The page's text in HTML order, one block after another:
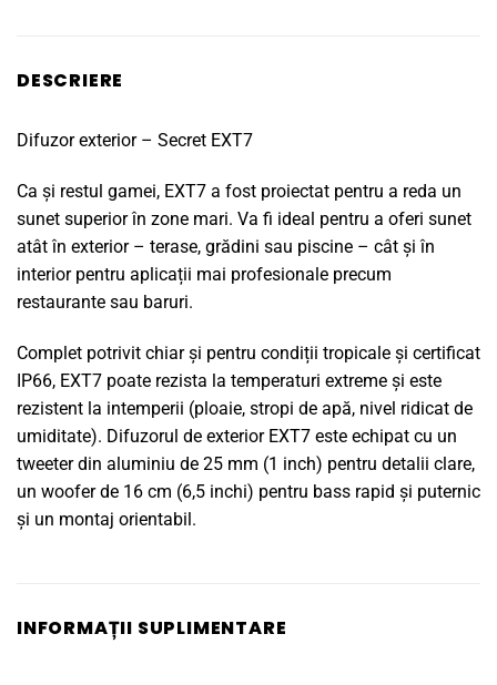
DESCRIERE
Difuzor exterior – Secret EXT7
Ca și restul gamei, EXT7 a fost proiectat pentru a reda un
sunet superior în zone mari. Va fi ideal pentru a oferi sunet
atât în ​​exterior – terase, grădini sau piscine – cât și în
interior pentru aplicații mai profesionale precum
restaurante sau baruri.
Complet potrivit chiar și pentru condiții tropicale și certificat
IP66, EXT7 poate rezista la temperaturi extreme și este
rezistent la intemperii (ploaie, stropi de apă, nivel ridicat de
umiditate). Difuzorul de exterior EXT7 este echipat cu un
tweeter din aluminiu de 25 mm (1 inch) pentru detalii clare,
un woofer de 16 cm (6,5 inchi) pentru bass rapid și puternic
și un montaj orientabil.
INFORMAȚII SUPLIMENTARE